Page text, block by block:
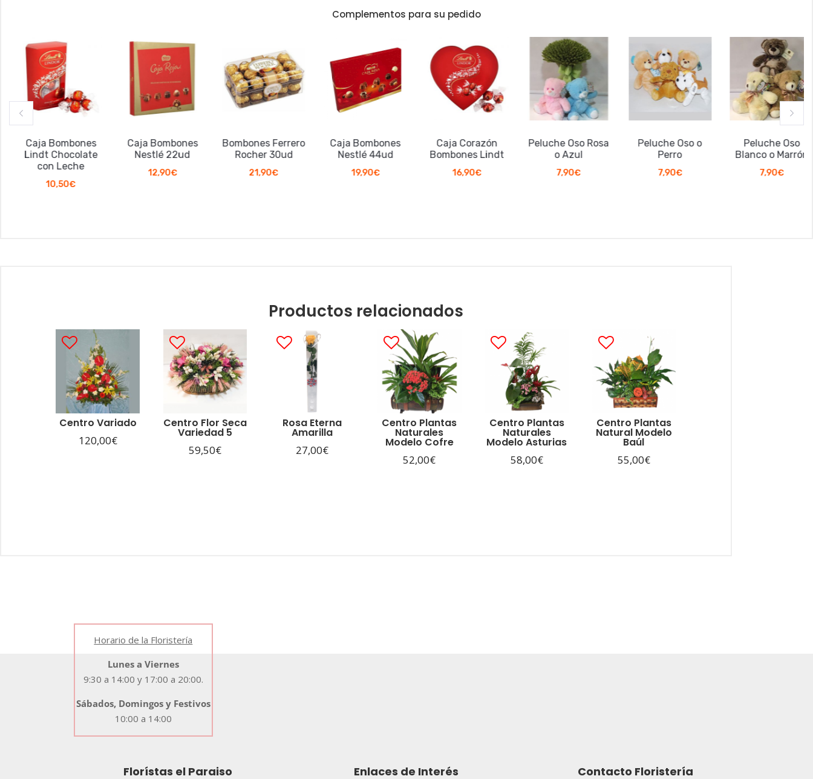
Complementos para su pedido
Caja Bombones
Lindt Chocolate
con Leche
10,50€
Caja Bombones
Nestlé 22ud
12,90€
Bombones Ferrero
Rocher 30ud
21,90€
Caja Bombones
Nestlé 44ud
19,90€
Caja Corazón
Bombones Lindt
16,90€
Peluche Oso Rosa
o Azul
7,90€
Peluche Oso o
Perro
7,90€
Peluche Oso
Blanco o Marrón
7,90€
Productos relacionados
Centro Variado
120,00€
Centro Flor Seca
Variedad 5
59,50€
Rosa Eterna
Amarilla
27,00€
Centro Plantas
Naturales
Modelo Cofre
52,00€
Centro Plantas
Naturales
Modelo Asturias
58,00€
Centro Plantas
Natural Modelo
Baúl
55,00€
Horario de la Floristería
Lunes a Viernes
9:30 a 14:00 y 17:00 a 20:00.
Sábados, Domingos y Festivos
10:00 a 14:00
Florístas el Paraiso Enlaces de Interés Contacto Floristería